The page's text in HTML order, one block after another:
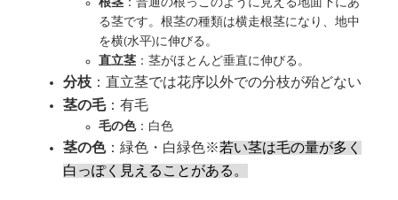
根茎 ：普通の根っこのように見える地面下にあ
る茎です。根茎の種類は横走根茎になり、地中
を横(水平)に伸びる。
直立茎 ：茎がほとんど垂直に伸びる。
分枝 ：直立茎では花序以外での分枝が殆どない
茎の毛：有毛
毛の色：白色
茎の色：緑色・白緑色※若い茎は毛の量が多く
白っぽく見えることがある。